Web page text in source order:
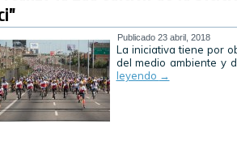
Publicado 23 abril, 2018
La iniciativa tiene por
del medio ambiente y
leyendo →